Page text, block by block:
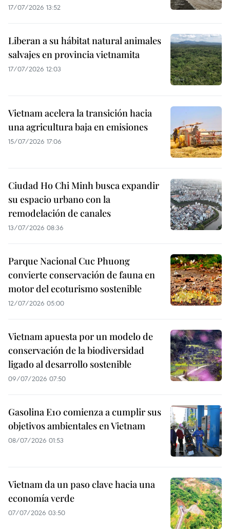
17/07/2026 13:52
Liberan a su hábitat natural animales
salvajes en provincia vietnamita
17/07/2026 12:03
Vietnam acelera la transición hacia
una agricultura baja en emisiones
15/07/2026 17:06
Ciudad Ho Chi Minh busca expandir
su espacio urbano con la
remodelación de canales
13/07/2026 08:36
Parque Nacional Cuc Phuong
convierte conservación de fauna en
motor del ecoturismo sostenible
12/07/2026 05:00
Vietnam apuesta por un modelo de
conservación de la biodiversidad
ligado al desarrollo sostenible
09/07/2026 07:50
Gasolina E10 comienza a cumplir sus
objetivos ambientales en Vietnam
08/07/2026 01:53
Vietnam da un paso clave hacia una
economía verde
07/07/2026 03:50